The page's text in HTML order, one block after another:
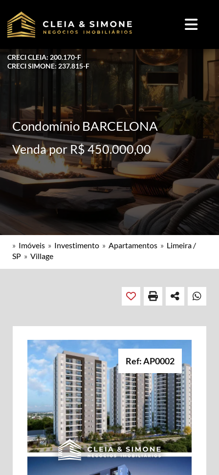
CRECI CLEIA: 200.170-F
CRECI SIMONE: 237.815-F
Condomínio BARCELONA
Venda por R$ 450.000,00
» Imóveis » Investimento » Apartamentos » Limeira /
SP » Village
Ref: AP0002